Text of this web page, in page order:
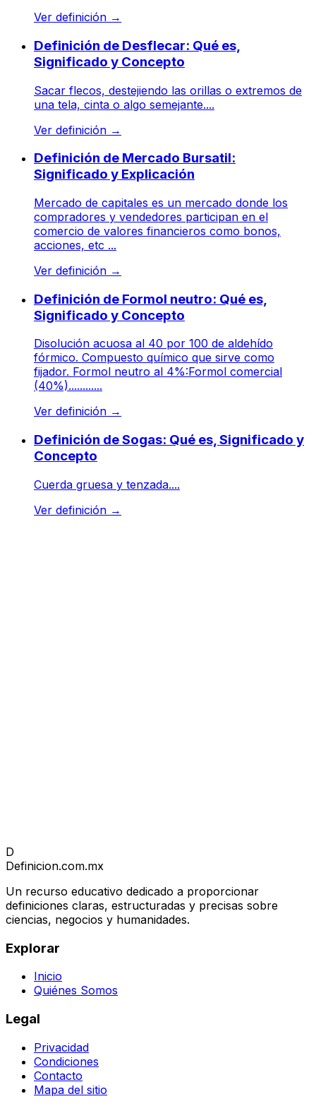
Ver definición →
Definición de Desflecar: Qué es,
Significado y Concepto
Sacar flecos, destejiendo las orillas o extremos de
una tela, cinta o algo semejante....
Ver definición →
Definición de Mercado Bursatil:
Significado y Explicación
Mercado de capitales es un mercado donde los
compradores y vendedores participan en el
comercio de valores financieros como bonos,
acciones, etc ...
Ver definición →
Definición de Formol neutro: Qué es,
Significado y Concepto
Disolución acuosa al 40 por 100 de aldehído
fórmico. Compuesto químico que sirve como
fijador. Formol neutro al 4%:Formol comercial
(40%)............
Ver definición →
Definición de Sogas: Qué es, Significado y
Concepto
Cuerda gruesa y tenzada....
Ver definición →
D
Definicion.com.mx
Un recurso educativo dedicado a proporcionar
definiciones claras, estructuradas y precisas sobre
ciencias, negocios y humanidades.
Explorar
Inicio
Quiénes Somos
Legal
Privacidad
Condiciones
Contacto
Mapa del sitio